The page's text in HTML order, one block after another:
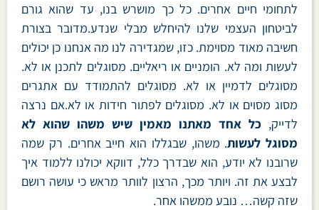
לתחומי חיים אחרים. כל כך מושרש בנו, עד שהוא גורם
לביטחון העצמי שלנו להיחלש מבלי שנדע.מדובר בצורת
חשיבה מאוד מסוימת. כזו, שמגדירה לנו מה אנחנו כן יכולים
לעשות ומה לא. הומניים או ריאליים. מסוגלים לתכנן או לא.
מסוגלים לדמיין או לא. מסוגלים להתמודד עם אתגרים
מסוג מסוים או לא. מסוגלים לפתור חידות או לא.אם נרצה
לדייק, כל אחד מאתנו מאמין שיש משהו שהוא לא
מסוגל לעשות. משהו, שבגללו הוא חייב אחרים. רק שמה
שרובנו לא יודע, הוא שבדרך כלל, דווקא יכולנו ללמוד איך
לבצע את זה. ויותר מכך, הרצון לוותר מראש כי עושה רושם
שזה קשה… נובע ממשהו אחר.